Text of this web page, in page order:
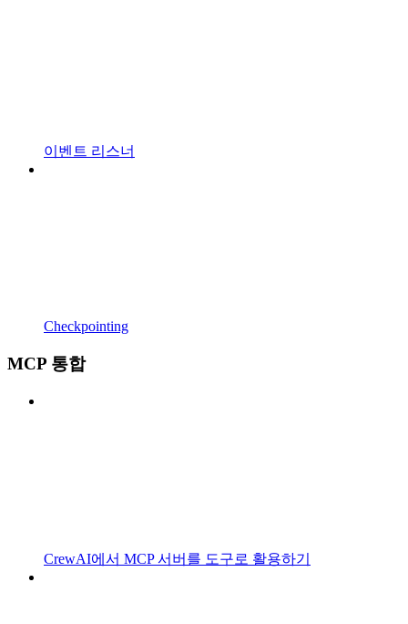
이벤트 리스너
Checkpointing
MCP 통합
CrewAI에서 MCP 서버를 도구로 활용하기